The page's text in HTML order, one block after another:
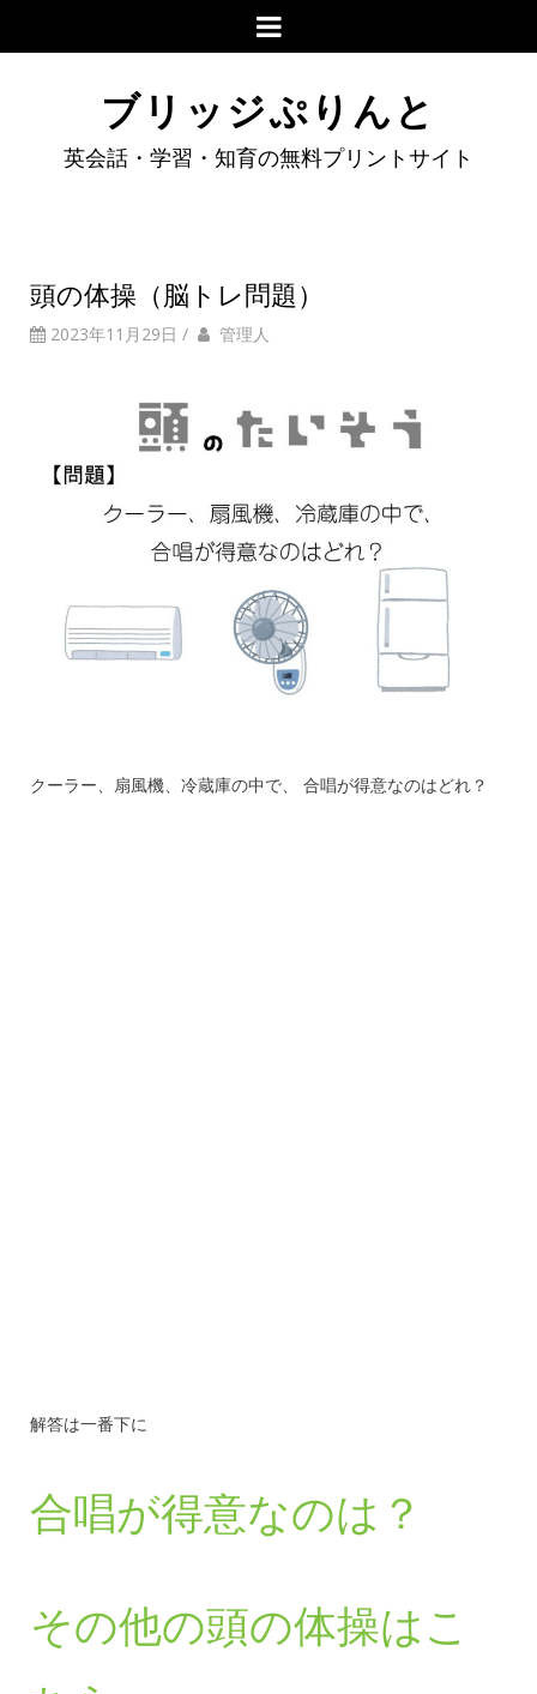
ブリッジぷりんと
英会話・学習・知育の無料プリントサイト
頭の体操（脳トレ問題）
2023年11月29日 / 管理人
クーラー、扇風機、冷蔵庫の中で、 合唱が得意なのはどれ？
解答は一番下に
合唱が得意なのは？
その他の頭の体操はこ